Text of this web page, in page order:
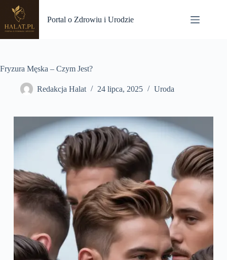
Przejdź
treści
Portal o Zdrowiu i Urodzie
Fryzura Męska – Czym Jest?
Redakcja Halat 24 lipca, 2025 Uroda